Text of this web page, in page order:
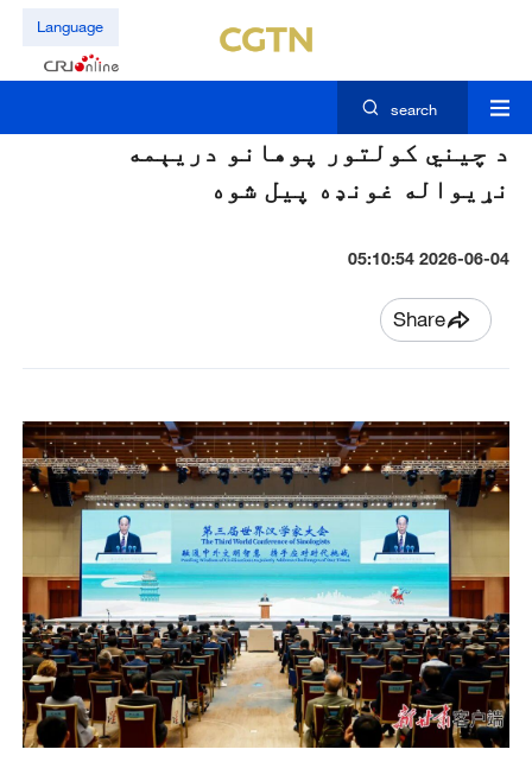
Language
search
د چیني کولتور پوهانو دریېمه
نړیواله غونډه پيل شوه
2026-06-04 05:10:54
Share